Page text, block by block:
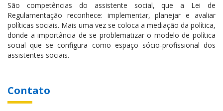
São competências do assistente social, que a Lei de
Regulamentação reconhece: implementar, planejar e avaliar
políticas sociais. Mais uma vez se coloca a mediação da política,
donde a importância de se problematizar o modelo de política
social que se configura como espaço sócio-profissional dos
assistentes sociais.
Contato